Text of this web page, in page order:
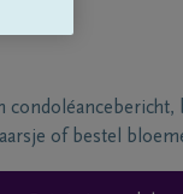
condoléancebericht,
of bestel